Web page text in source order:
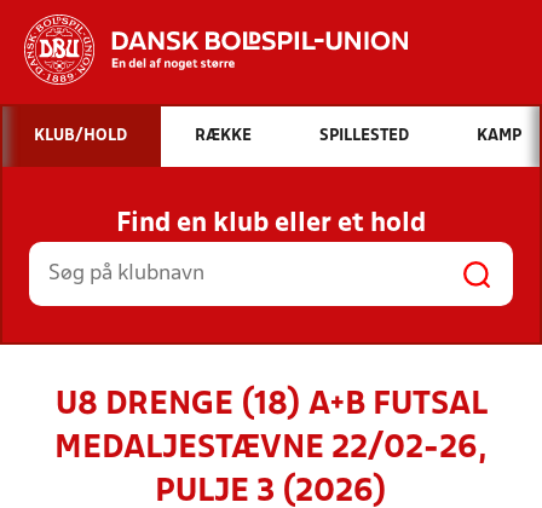
Hvad vil du søge efter?
INDHOLD OG NYHEDER
STILLINGER, RESULTATER, KLUBBER OG
HOLD
KLUB/HOLD RÆKKE SPILLESTED KAMP
Find en klub eller et hold
U8 DRENGE (18) A+B FUTSAL
MEDALJESTÆVNE 22/02-26,
PULJE 3 (2026)